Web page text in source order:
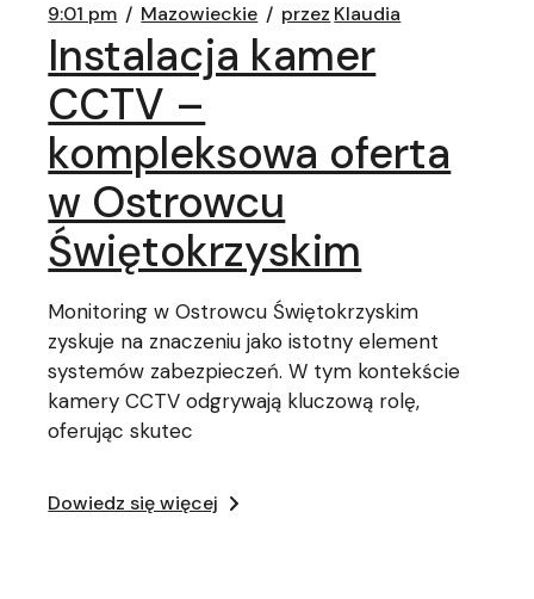
9:01 pm Mazowieckie przez Klaudia
Instalacja kamer
CCTV –
kompleksowa oferta
w Ostrowcu
Świętokrzyskim
Monitoring w Ostrowcu Świętokrzyskim
zyskuje na znaczeniu jako istotny element
systemów zabezpieczeń. W tym kontekście
kamery CCTV odgrywają kluczową rolę,
oferując skutec
Dowiedz się więcej